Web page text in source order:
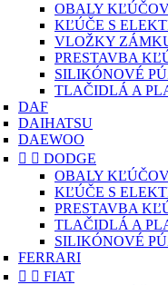
OBALY
KĽÚČE S
VLOŽKY
PRESTAVBA
SILIKÓNOVÉ
TLAČIDLÁ A
DAF
DAIHATSU
DAEWOO
  DODGE
OBALY
KĽÚČE S
PRESTAVBA
TLAČIDLÁ A
SILIKÓNOVÉ
FERRARI
  FIAT